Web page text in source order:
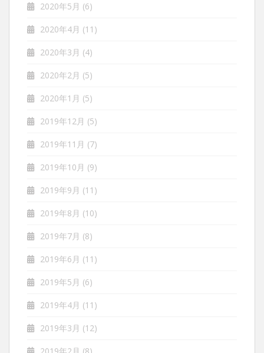
2020年5月 (6)
2020年4月 (11)
2020年3月 (4)
2020年2月 (5)
2020年1月 (5)
2019年12月 (5)
2019年11月 (7)
2019年10月 (9)
2019年9月 (11)
2019年8月 (10)
2019年7月 (8)
2019年6月 (11)
2019年5月 (6)
2019年4月 (11)
2019年3月 (12)